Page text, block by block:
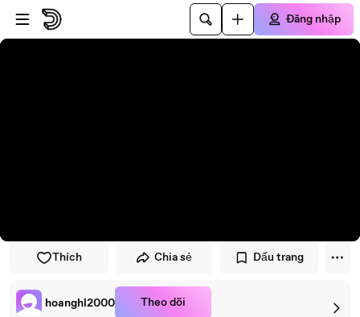
Đi đến trình phát
Đi đến nội dung chính
Đăng nhập
Thích Chia sẻ Dấu trang
hoanghl2000 Theo dõi